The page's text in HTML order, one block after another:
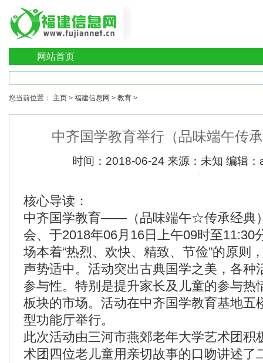
网站首页
您当前位置： 主页 > 福建信息网 > 教育 >
中齐国学教育举行（品味端午传
时间： 2018-06-24 来源： 未知 编辑：
核心导读：
中齐国学教育——（品味端午☆传承经典
会、于2018年06月16日上午09时至11:30
场本着“热烈、欢快、精致、节俭”的原则
声势适中。活动突出古典国学之美，各种
参与性。特别是提升家长及儿童的参与热
板块的市场。活动在中齐国学教育基地五
型功能厅举行。
此次活动由三河市燕郊老年大学艺术团积
术团四位老儿童用亲切故事的口吻讲述了